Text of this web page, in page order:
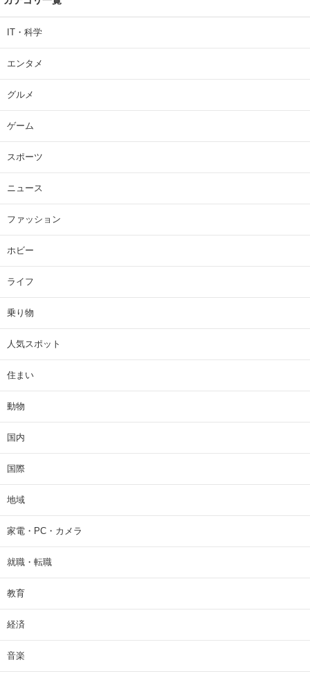
IT・科学
エンタメ
グルメ
ゲーム
スポーツ
ニュース
ファッション
ホビー
ライフ
乗り物
人気スポット
住まい
動物
国内
国際
地域
家電・PC・カメラ
就職・転職
教育
経済
音楽